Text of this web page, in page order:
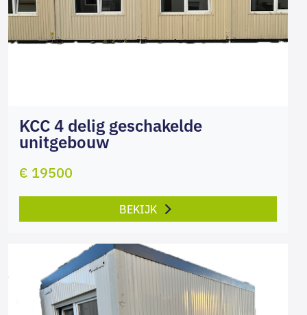
KCC 4 delig geschakelde
unitgebouw
€ 19500
BEKIJK